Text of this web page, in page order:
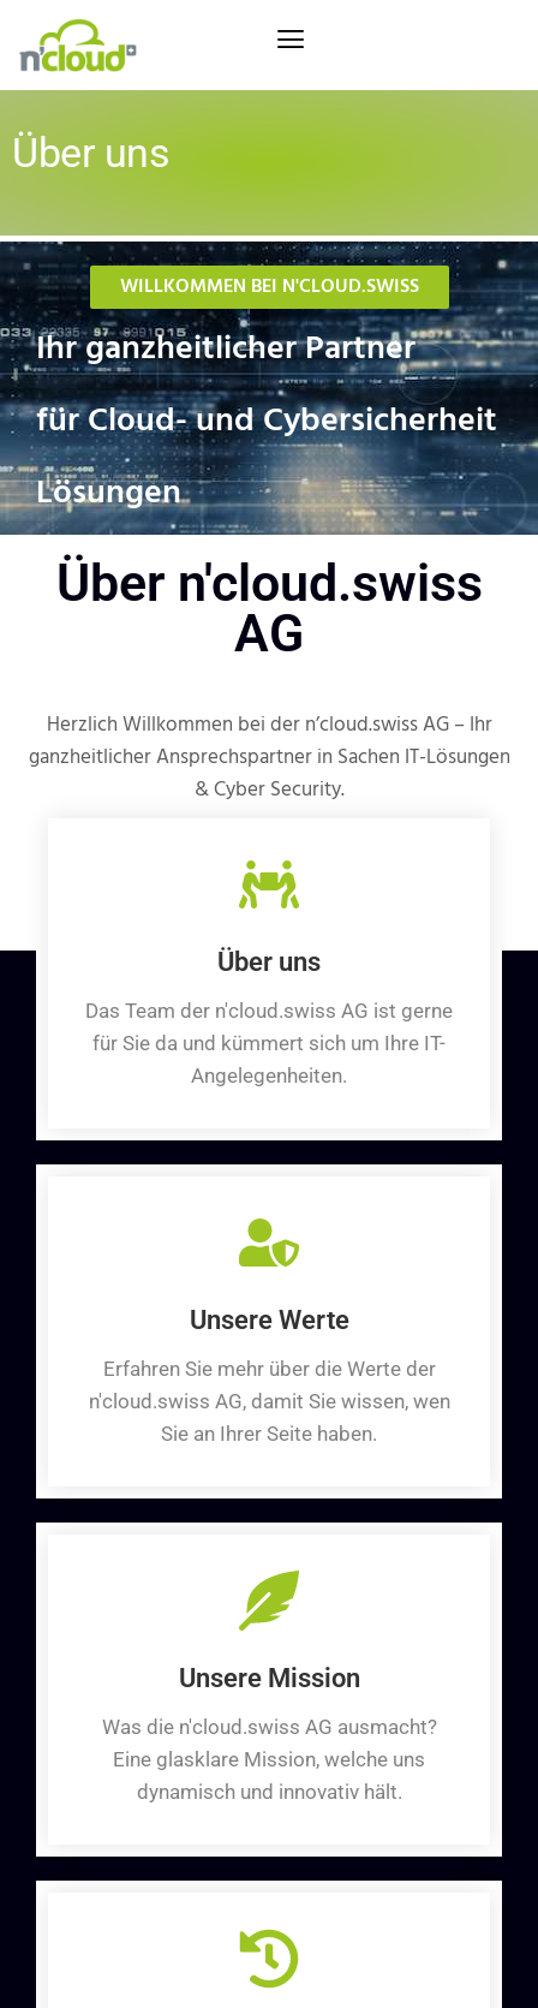
Über uns
WILLKOMMEN BEI N'CLOUD.SWISS
Ihr ganzheitlicher Partner
für Cloud- und Cybersicherheit
Lösungen
Über n'cloud.swiss
AG
Herzlich Willkommen bei der n’cloud.swiss AG – Ihr
ganzheitlicher Ansprechspartner in Sachen IT-Lösungen
& Cyber Security.
Über uns
Das Team der n'cloud.swiss AG ist gerne
für Sie da und kümmert sich um Ihre IT-
Angelegenheiten.
Unsere Werte
Erfahren Sie mehr über die Werte der
n'cloud.swiss AG, damit Sie wissen, wen
Sie an Ihrer Seite haben.
Unsere Mission
Was die n'cloud.swiss AG ausmacht?
Eine glasklare Mission, welche uns
dynamisch und innovativ hält.